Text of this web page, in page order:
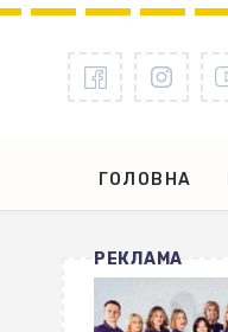
ГОЛОВНА
РЕКЛАМА